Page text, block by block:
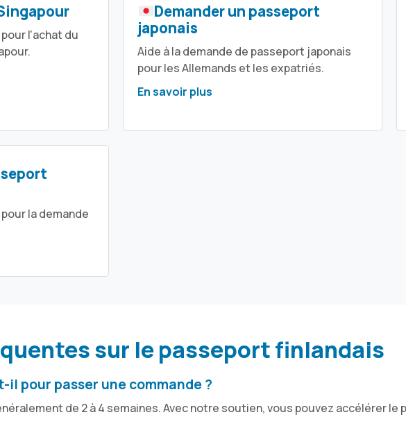
l'achat du
Demander un passeport
japonais
Aide à la demande de passeport japonais
pour les Allemands et les expatriés.
En savoir plus
la demande
sur le passeport finlandais
il pour passer une commande ?
de 2 à 4 semaines. Avec notre soutien, vous pouvez accélérer